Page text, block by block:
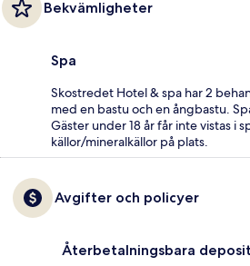
Bekvämligheter
Spa
Skostredet Hotel & spa har 2
med en bastu och en ångbastu.
Gäster under 18 år får inte vistas i
källor/mineralkällor på plats.
Avgifter och policyer
Återbetalningsbara